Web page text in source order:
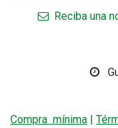
Reciba una
Compra mínima |